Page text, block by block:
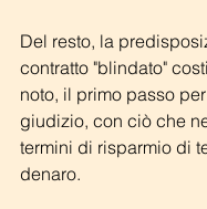
Del resto, la
contratto "blindato"
noto, il primo passo
giudizio, con ciò che
termini di risparmio di
denaro.